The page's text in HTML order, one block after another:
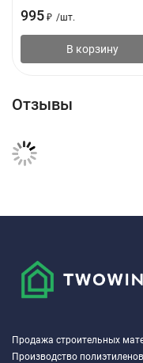
995 ₽ /шт.
В корзину
Отзывы
Продажа строительных
Производство